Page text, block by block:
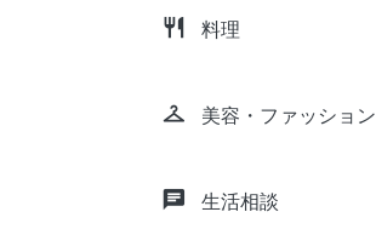
restaurant 料理
checkroom 美容・ファッション
chat 生活相談